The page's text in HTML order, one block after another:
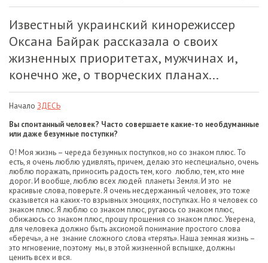
Известный украинский кинорежиссер
Оксана Байрак рассказала о своих
жизненных приоритетах, мужчинах и,
конечно же, о творческих планах...
Начало ЗДЕСЬ
Вы спонтанный человек? Часто совершаете какие-то необдуманные
или даже безумные поступки?
О! Моя жизнь – череда безумных поступков, но со знаком плюс. То
есть, я очень люблю удивлять, причем, делаю это неспециально, очень
люблю поражать, приносить радость тем, кого люблю, тем, кто мне
дорог. И вообще, люблю всех людей планеты Земля. И это не
красивые слова, поверьте. Я очень несдержанный человек, это тоже
сказывется на каких-то взрывных эмоциях, поступках. Но я человек со
знаком плюс. Я люблю со знаком плюс, ругаюсь со знаком плюс,
обижаюсь со знаком плюс, прошу прощения со знаком плюс. Уверена,
для человека должно быть аксиомой понимание простого слова
«беречь», а не знание сложного слова «терять». Наша земная жизнь –
это мгновение, поэтому мы, в этой жизненной вспышке, должны
ценить всех и вся.